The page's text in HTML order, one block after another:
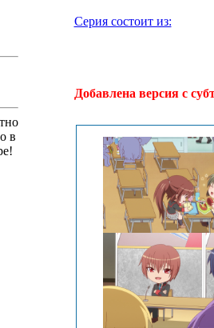
в
Серия состоит из:
Добавлена версия с